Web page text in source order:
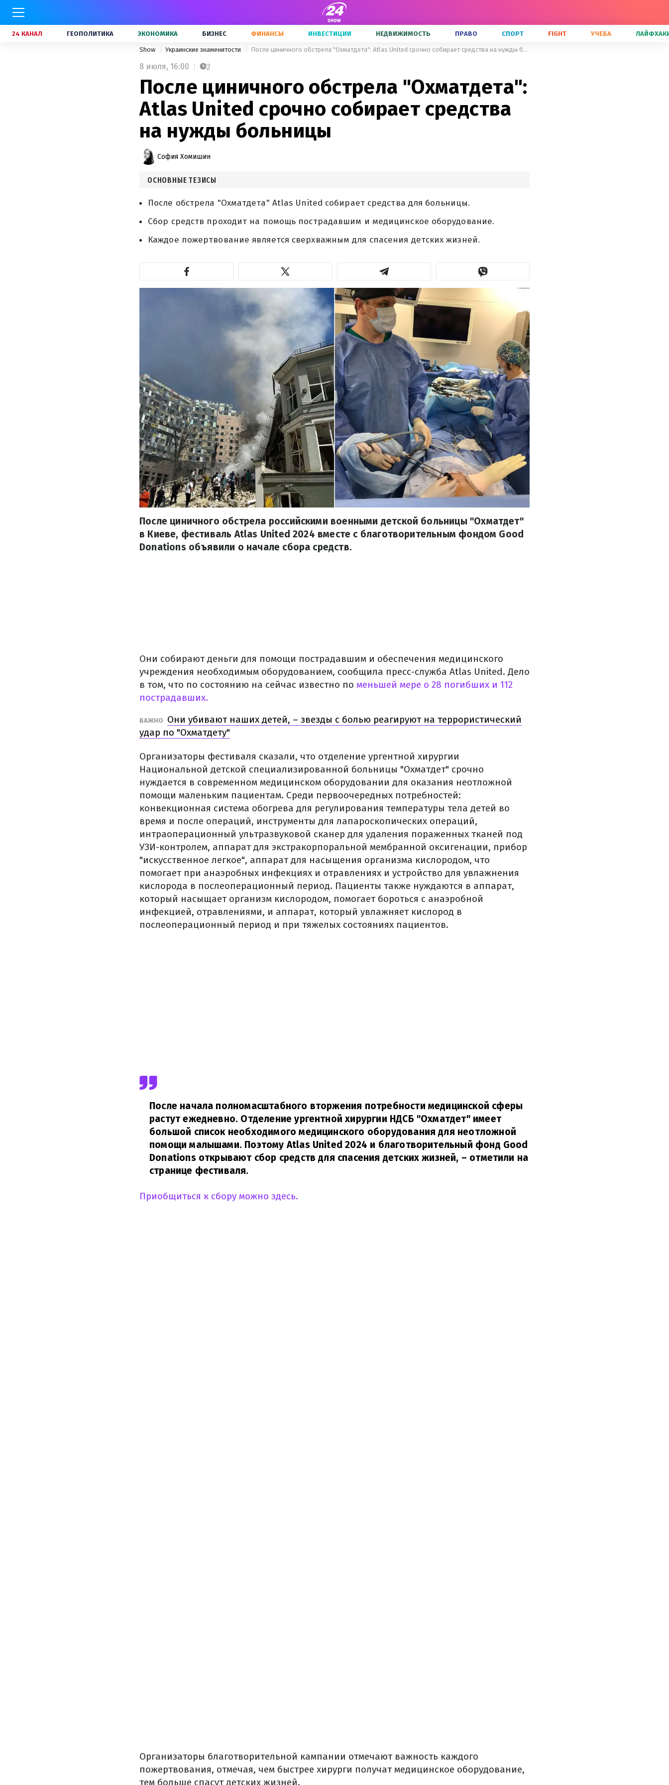
24 КАНАЛ ГЕОПОЛИТИКА ЭКОНОМИКА БИЗНЕС ФИНАНСЫ ИНВЕСТИЦИИ НЕДВИЖИМОСТЬ ПРАВО СПОРТ FIGHT УЧЕБА
Show Украинские знаменитости После циничного обстрела "Охматдета": Atlas United срочно собирает средства на нужды больницы
8 июля, 16:00 2
После циничного обстрела "Охматдета":
Atlas United срочно собирает средства
на нужды больницы
София Хомишин
ОСНОВНЫЕ ТЕЗИСЫ
После обстрела "Охматдета" Atlas United собирает средства для больницы.
Сбор средств проходит на помощь пострадавшим и медицинское оборудование.
Каждое пожертвование является сверхважным для спасения детских жизней.
После циничного обстрела российскими военными детской больницы "Охматдет"
в Киеве, фестиваль Atlas United 2024 вместе с благотворительным фондом Good
Donations объявили о начале сбора средств.
Они собирают деньги для помощи пострадавшим и обеспечения медицинского
учреждения необходимым оборудованием, сообщила пресс-служба Atlas United. Дело
в том, что по состоянию на сейчас известно по меньшей мере о 28 погибших и 112
пострадавших.
ВАЖНО
Они убивают наших детей, – звезды с болью реагируют на террористический
удар по "Охматдету"
Организаторы фестиваля сказали, что отделение ургентной хирургии
Национальной детской специализированной больницы "Охматдет" срочно
нуждается в современном медицинском оборудовании для оказания неотложной
помощи маленьким пациентам. Среди первоочередных потребностей:
конвекционная система обогрева для регулирования температуры тела детей во
время и после операций, инструменты для лапароскопических операций,
интраоперационный ультразвуковой сканер для удаления пораженных тканей под
УЗИ-контролем, аппарат для экстракорпоральной мембранной оксигенации, прибор
"искусственное легкое", аппарат для насыщения организма кислородом, что
помогает при анаэробных инфекциях и отравлениях и устройство для увлажнения
кислорода в послеоперационный период. Пациенты также нуждаются в аппарат,
который насыщает организм кислородом, помогает бороться с анаэробной
инфекцией, отравлениями, и аппарат, который увлажняет кислород в
послеоперационный период и при тяжелых состояниях пациентов.
После начала полномасштабного вторжения потребности медицинской сферы
растут ежедневно. Отделение ургентной хирургии НДСБ "Охматдет" имеет
большой список необходимого медицинского оборудования для неотложной
помощи малышами. Поэтому Atlas United 2024 и благотворительный фонд Good
Donations открывают сбор средств для спасения детских жизней, – отметили на
странице фестиваля.
Приобщиться к сбору можно здесь.
Организаторы благотворительной кампании отмечают важность каждого
пожертвования, отмечая, чем быстрее хирурги получат медицинское оборудование,
тем больше спасут детских жизней.